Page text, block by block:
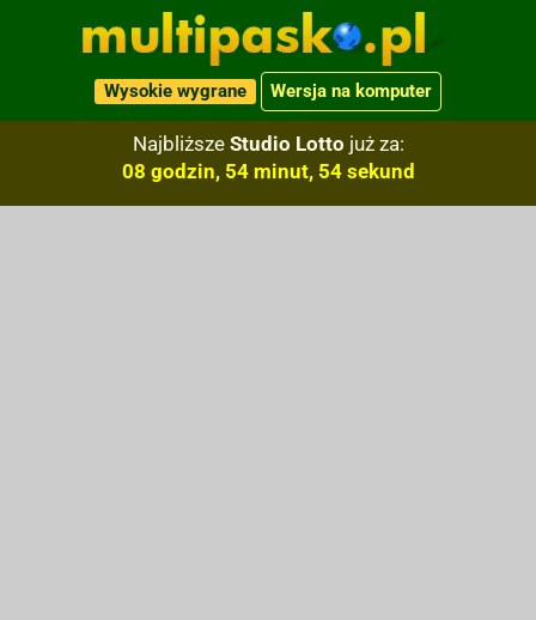
Wysokie wygrane Wersja na komputer
Najbliższe Studio Lotto już za:
08 godzin, 54 minut, 53 sekund